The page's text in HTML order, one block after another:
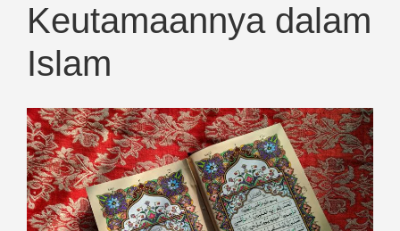
Keutamaannya dalam
Islam